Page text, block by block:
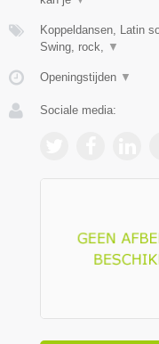
Koppeldansen, Latin
Swing, rock,
▼
Openingstijden ▼
Sociale media: